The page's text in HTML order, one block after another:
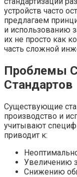
устройств часто
предлагаем
и использованию
их не просто как
часть сложной
Проблемы
Стандартов
Существующие
производство и
учитывают
приводит к:
Увеличению
Снижению